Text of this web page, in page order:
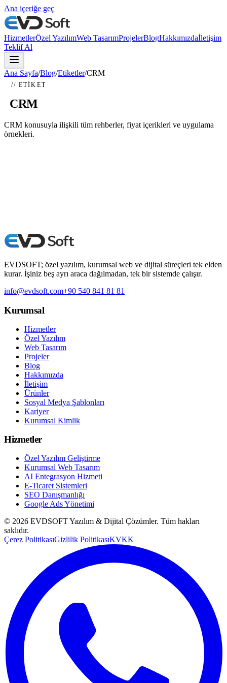
Ana içeriğe geç
HizmetlerÖzel YazılımWeb TasarımProjelerBlogHakkımızdaİletişim
Teklif Al
Ana Sayfa/Blog/Etiketler/CRM
// ETIKET
CRM
CRM konusuyla ilişkili tüm rehberler, fiyat içerikleri ve uygulama
örnekleri.
12 Haziran 2026 7 dk
EVDSOFT; özel yazılım, kurumsal web ve dijital süreçleri tek elden
kurar. İşiniz beş ayrı araca dağılmadan, tek bir sistemde çalışır.
info@evdsoft.com+90 540 841 81 81
Kurumsal
Hizmetler
Özel Yazılım
Web Tasarım
Projeler
Blog
Hakkımızda
İletişim
Ürünler
Sosyal Medya Şablonları
Kariyer
Kurumsal Kimlik
Hizmetler
Özel Yazılım Geliştirme
Kurumsal Web Tasarım
AI Entegrasyon Hizmeti
E-Ticaret Sistemleri
SEO Danışmanlığı
Google Ads Yönetimi
© 2026 EVDSOFT Yazılım & Dijital Çözümler. Tüm hakları
saklıdır.
Çerez PolitikasıGizlilik PolitikasıKVKK